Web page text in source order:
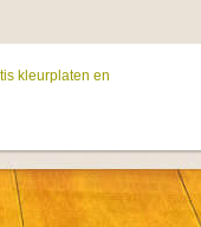
kleurplaten en